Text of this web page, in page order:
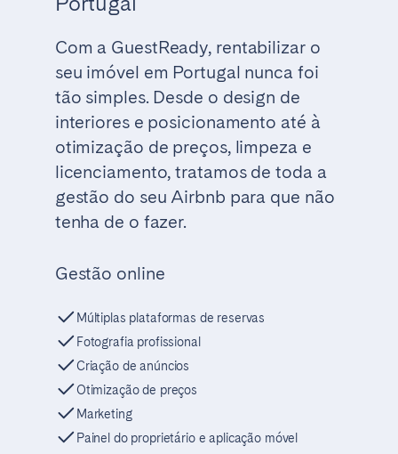
Com a GuestReady, rentabilizar o
seu imóvel em Portugal nunca foi
tão simples. Desde o design de
interiores e posicionamento até à
otimização de preços, limpeza e
licenciamento, tratamos de toda a
gestão do seu Airbnb para que não
tenha de o fazer.
Gestão online
Múltiplas plataformas de reservas
Fotografia profissional
Criação de anúncios
Otimização de preços
Marketing
Painel do proprietário e aplicação móvel